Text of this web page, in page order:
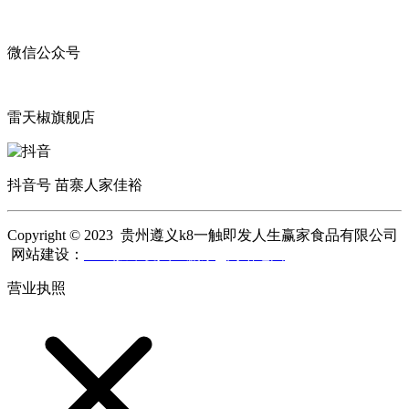
微信公众号
雷天椒旗舰店
抖音号 苗寨人家佳裕
Copyright © 2023 贵州遵义k8一触即发人生赢家食品有限公司
网站建设：
营业执照